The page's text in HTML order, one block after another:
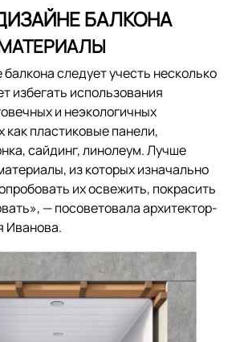
БАЛКОНА
следует учесть несколько
избегать использования
и неэкологичных
как пластиковые панели,
сайдинг, линолеум. Лучше
из которых изначально
их освежить, покрасить
— посоветовала архитектор-
Иванова.